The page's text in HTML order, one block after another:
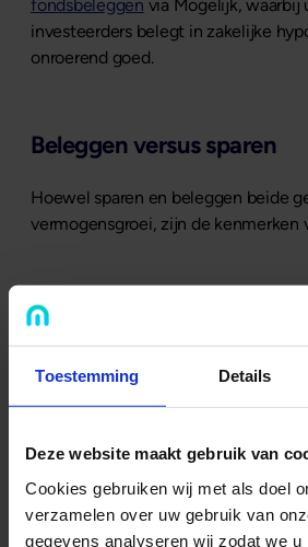
Toestemming Details
Deze website maakt gebruik van
Cookies gebruiken wij met als doel
verzamelen over uw gebruik van
gegevens analyseren wij zodat we u
fondsbeleggen via Mogelijk, waarbij
investeerders belegt in zakelijke
onroerend goed.
Beleggen versus sparen
Hoewel sparen en beleggen beide
vermogensgroei, zijn de kenmerken
Risico
Rendement
Beschikbaarheid